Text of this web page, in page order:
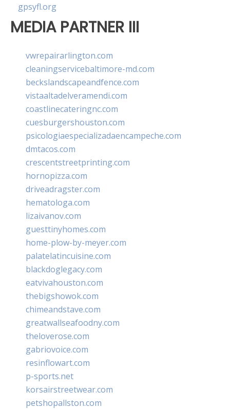
gpsyfl.org
MEDIA PARTNER III
vwrepairarlington.com
cleaningservicebaltimore-md.com
beckslandscapeandfence.com
vistaaltadelveramendi.com
coastlinecateringnc.com
cuesburgershouston.com
psicologiaespecializadaencampeche.com
dmtacos.com
crescentstreetprinting.com
hornopizza.com
driveadragster.com
hematologa.com
lizaivanov.com
guesttinyhomes.com
home-plow-by-meyer.com
palatelatincuisine.com
blackdoglegacy.com
eatvivahouston.com
thebigshowok.com
chimeandstave.com
greatwallseafoodny.com
theloverose.com
gabriovoice.com
resinflowart.com
p-sports.net
korsairstreetwear.com
petshopallston.com